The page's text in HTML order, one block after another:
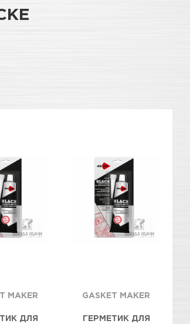
MAKER
ДЛЯ
GASKET MAKER
ГЕРМЕТИК ДЛЯ